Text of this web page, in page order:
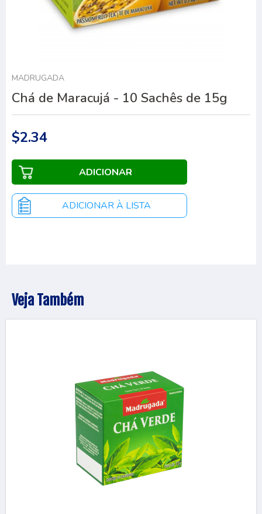
MADRUGADA
Chá de Maracujá - 10 Sachês de 15g
$2.34
Veja Também